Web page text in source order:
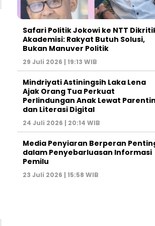
Safari Politik Jokowi ke NTT
Akademisi: Rakyat Butuh Solusi,
Bukan Manuver Politik
29 Juli 2026 | 19:13 WIB
Mindriyati Astiningsih Laka Lena
Ajak Orang Tua Perkuat
Perlindungan Anak Lewat
dan Literasi Digital
24 Juli 2026 | 20:14 WIB
Media Penyiaran Berperan
dalam Penyebarluasan Informasi
Pemilu
23 Juli 2026 | 15:58 WIB